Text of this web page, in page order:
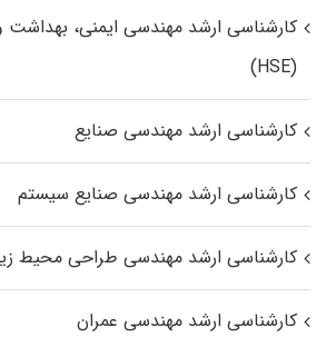
کارشناسی ارشد مهندسی ایمنی،
(HSE)
کارشناسی ارشد مهندسی صنایع
کارشناسی ارشد مهندسی صنایع سیستم
کارشناسی ارشد مهندسی طراحی محیط
کارشناسی ارشد مهندسی عمران